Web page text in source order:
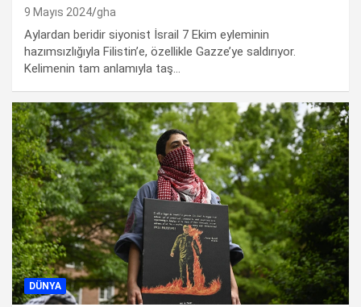
9 Mayıs 2024 gha
Aylardan beridir siyonist İsrail 7 Ekim eyleminin
hazımsızlığıyla Filistin’e, özellikle Gazze’ye saldırıyor.
Kelimenin tam anlamıyla taş…
DÜNYA